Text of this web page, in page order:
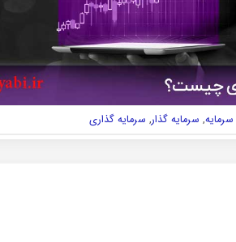
سرمایه, سرمایه گذار, سرمایه گذاری